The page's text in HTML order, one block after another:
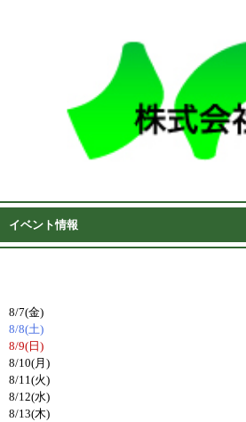
イベント情報
8/7(金)
8/8(土)
8/9(日)
8/10(月)
8/11(火)
8/12(水)
8/13(木)